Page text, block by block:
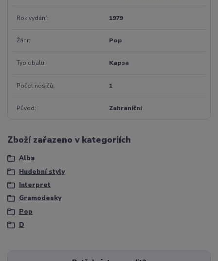
Rok vydání 1979
Žánr Pop
Typ obalu Kapsa
Počet nosičů 1
Původ Zahraniční
Zboží zařazeno v kategoriích
Alba
Hudební styly
Interpret
Gramodesky
Pop
D